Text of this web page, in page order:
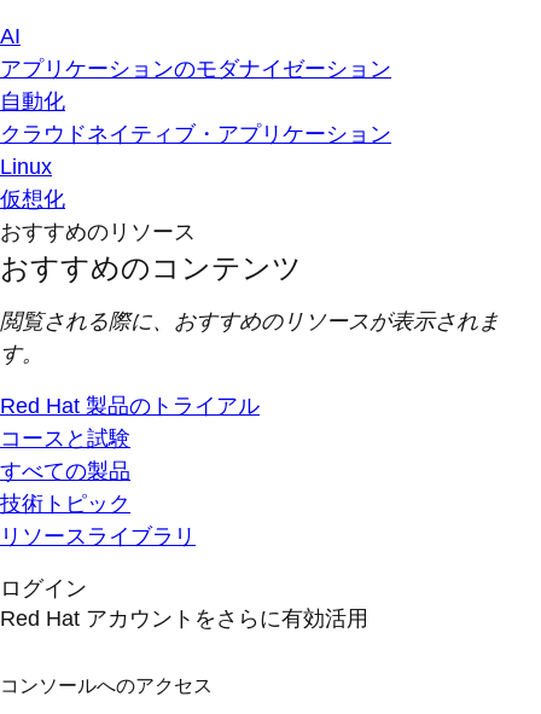
AI
アプリケーションのモダナイゼーション
自動化
クラウドネイティブ・アプリケーション
Linux
仮想化
おすすめのリソース
おすすめのコンテンツ
閲覧される際に、おすすめのリソースが表示されま
す。
Red Hat 製品のトライアル
コースと試験
すべての製品
技術トピック
リソースライブラリ
ログイン
Red Hat アカウントをさらに有効活用
コンソールへのアクセス